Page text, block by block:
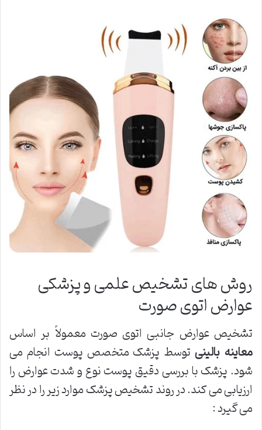
روش های تشخیص علمی و پزشکی
عوارض اتوی صورت
تشخیص عوارض جانبی اتوی صورت معمولاً بر اساس
معاینه بالینی توسط پزشک متخصص پوست انجام می
شود. پزشک با بررسی دقیق پوست نوع و شدت عوارض را
ارزیابی می کند. در روند تشخیص پزشک موارد زیر را در نظر
می گیرد :